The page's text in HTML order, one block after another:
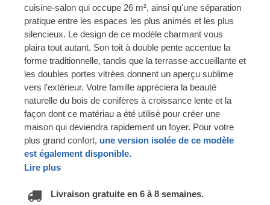
cuisine-salon qui occupe 26 m², ainsi qu'une séparation
pratique entre les espaces les plus animés et les plus
silencieux. Le design de ce modèle charmant vous
plaira tout autant. Son toit à double pente accentue la
forme traditionnelle, tandis que la terrasse accueillante et
les doubles portes vitrées donnent un aperçu sublime
vers l'extérieur. Votre famille appréciera la beauté
naturelle du bois de conifères à croissance lente et la
façon dont ce matériau a été utilisé pour créer une
maison qui deviendra rapidement un foyer. Pour votre
plus grand confort, une version isolée de ce modèle
est également disponible.
Lire plus
Livraison gratuite en 6 à 8 semaines.